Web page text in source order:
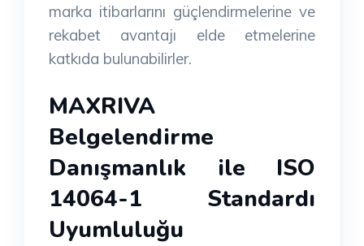
marka itibarlarını güçlendirmelerine ve
rekabet avantajı elde etmelerine
katkıda bulunabilirler.
MAXRIVA
Belgelendirme
Danışmanlık ile ISO
14064-1 Standardı
Uyumluluğu